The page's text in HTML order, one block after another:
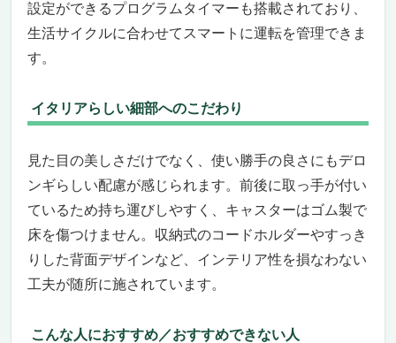
設定ができるプログラムタイマーも搭載されており、
生活サイクルに合わせてスマートに運転を管理できま
す。
イタリアらしい細部へのこだわり
見た目の美しさだけでなく、使い勝手の良さにもデロ
ンギらしい配慮が感じられます。前後に取っ手が付い
ているため持ち運びしやすく、キャスターはゴム製で
床を傷つけません。収納式のコードホルダーやすっき
りした背面デザインなど、インテリア性を損なわない
工夫が随所に施されています。
こんな人におすすめ／おすすめできない人